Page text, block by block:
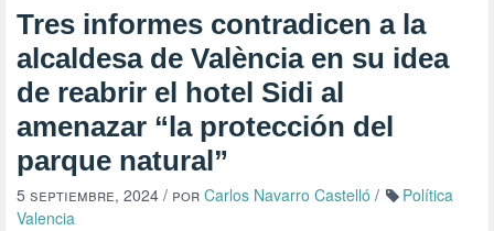
Tres informes contradicen a la
alcaldesa de València en su idea
de reabrir el hotel Sidi al
amenazar “la protección del
parque natural”
5 septiembre, 2024 / por Carlos Navarro Castelló /
Política
Valencia